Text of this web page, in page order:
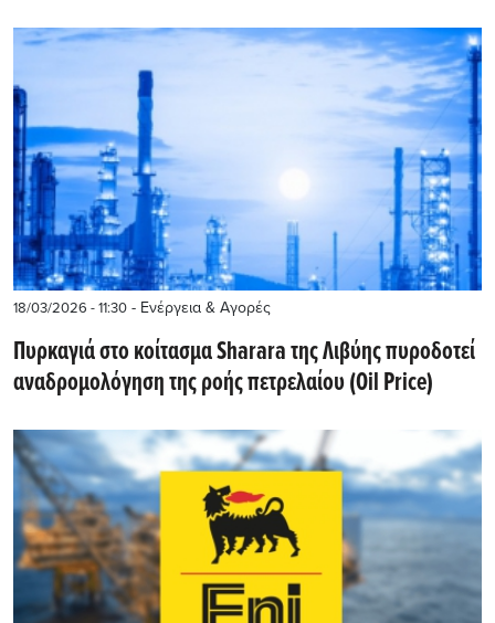
18/03/2026 - 11:30 - Ενέργεια & Αγορές
Πυρκαγιά στο κοίτασμα Sharara της Λιβύης πυροδοτεί
αναδρομολόγηση της ροής πετρελαίου (Oil Price)